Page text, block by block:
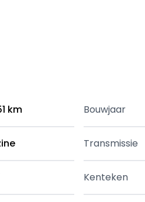
km Bouwjaar
Transmissie
Kenteken